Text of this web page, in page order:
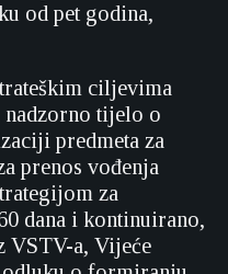
od pet godina,
ciljevima
tijelo o
predmeta za
prenos vođenja
za
dana i kontinuirano,
VSTV-a, Vijeće